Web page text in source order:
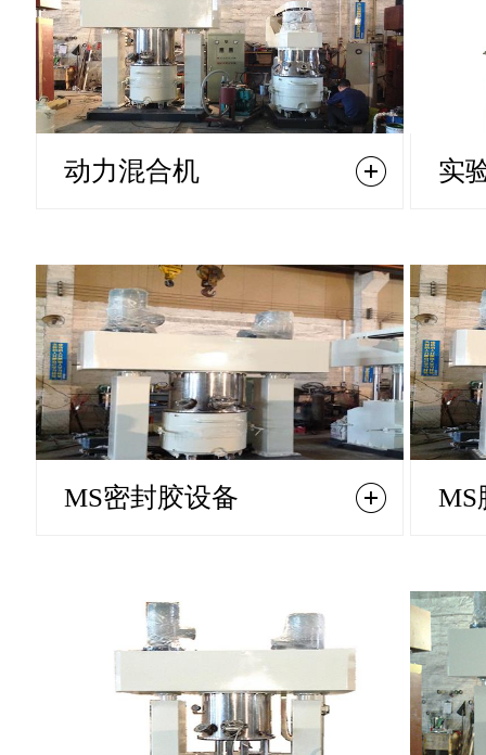
动力混合机 实
MS密封胶设备 MS